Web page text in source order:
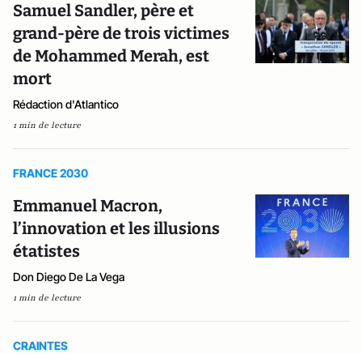
Samuel Sandler, père et
grand-père de trois victimes
de Mohammed Merah, est
mort
Rédaction d'Atlantico
1 min de lecture
FRANCE 2030
Emmanuel Macron,
l’innovation et les illusions
étatistes
Don Diego De La Vega
1 min de lecture
CRAINTES